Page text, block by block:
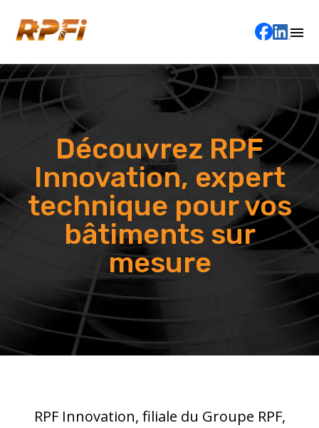
Découvrez RPF
Innovation, expert
technique pour vos
bâtiments sur
mesure
RPF Innovation, filiale du Groupe RPF,